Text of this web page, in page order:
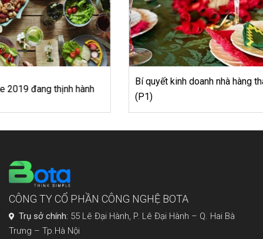
Bí quyết kinh doanh nhà hàng thành công vào dịp Noel
CÔNG TY CỔ PHẦN CÔNG NGHỆ BOTA
Trụ sở chính: 55 Lê Đại Hành, P. Lê Đại Hành – Q. Hai Bà
Trưng – Tp.Hà Nội